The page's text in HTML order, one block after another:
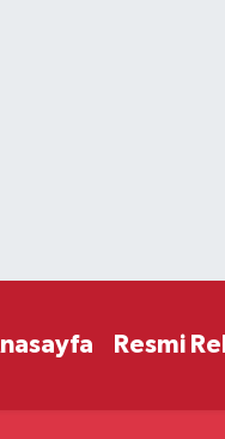
Resmi